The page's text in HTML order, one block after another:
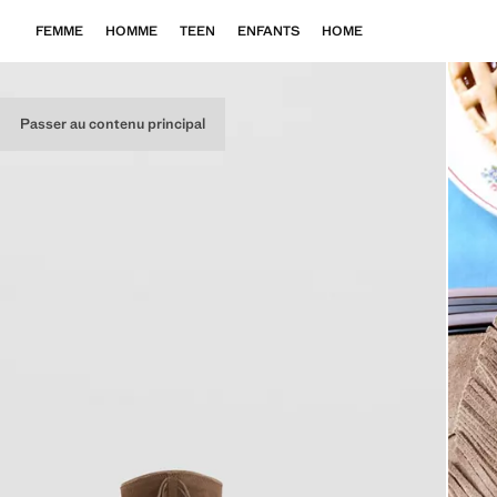
Passer au contenu principal
FEMME HOMME TEEN ENFANTS HOME